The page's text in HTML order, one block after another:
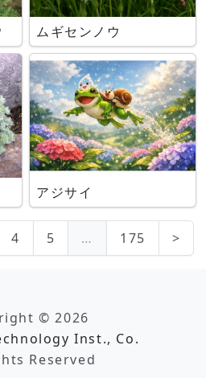
ムギセンノウ
アジサイ
4 5 … 175 >
© 2026
Inst., Co.
Reserved